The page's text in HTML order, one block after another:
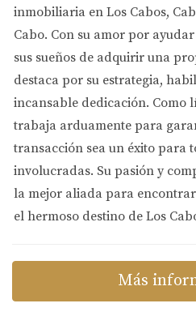
Impacto:Mantener las
exteriores pintadas no
que también protege las
Consejo: Realiza un
repara grietas y agujeros
3.2. Limpieza Profunda:
Impacto:Una limpieza
mantener la propiedad
eliminando suciedad
vida útil de muebles y
Consejo:Contrata un
4. Seguridad y
inmobiliaria en Los Cabos,
Cabo. Con su amor por
sus sueños de adquirir una
destaca por su estrategia,
incansable dedicación. Como
trabaja arduamente para
transacción sea un éxito para
involucradas. Su pasión y
la mejor aliada para
el hermoso destino de Los
Más